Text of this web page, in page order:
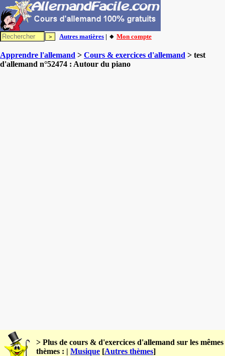
Autres matières | 🔸 Mon compte
Apprendre l'allemand > Cours & exercices d'allemand > test
d'allemand n°52474 : Autour du piano
> Plus de cours & d'exercices d'allemand sur les mêmes
thèmes : | Musique [Autres thèmes]